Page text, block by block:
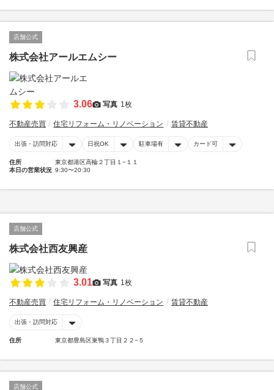
店舗公式
株式会社アールエムシー
3.06 写真 1枚
不動産売買 住宅リフォーム・リノベーション 賃貸不動産
出張・訪問対応 日祝OK 駐車場有 カード可
住所
東京都港区高輪２丁目１−１１
本日の営業状況 9:30〜20:30
店舗公式
株式会社西友興産
3.01 写真 1枚
不動産売買 住宅リフォーム・リノベーション 賃貸不動産
出張・訪問対応
住所 東京都豊島区巣鴨３丁目２２−５
店舗公式